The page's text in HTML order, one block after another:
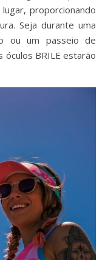
proporcionando
Seja durante uma
ou um passeio de
óculos BRILE estarão